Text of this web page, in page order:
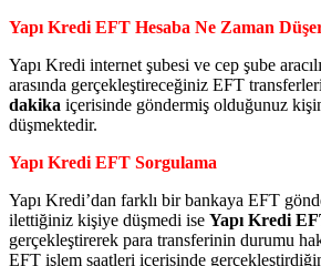
Yapı Kredi EFT Hesaba Ne Zaman
Yapı Kredi internet şubesi ve cep şube
arasında gerçekleştireceğiniz EFT
dakika içerisinde göndermiş olduğunuz
düşmektedir.
Yapı Kredi EFT Sorgulama
Yapı Kredi’dan farklı bir bankaya EFT
ilettiğiniz kişiye düşmedi ise Yapı Kredi
gerçekleştirerek para transferinin durumu
EFT işlem saatleri içerisinde